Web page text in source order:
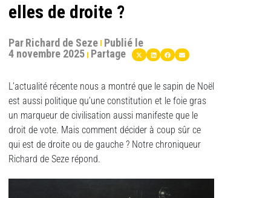
elles de droite ?
ParRichard de Seze Publié le
4 novembre 2025 Partage
L’actualité récente nous a montré que le sapin de Noël
est aussi politique qu’une constitution et le foie gras
un marqueur de civilisation aussi manifeste que le
droit de vote. Mais comment décider à coup sûr ce
qui est de droite ou de gauche ? Notre chroniqueur
Richard de Seze répond.